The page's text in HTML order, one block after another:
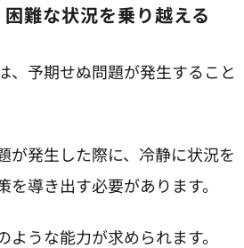
困難な状況を乗り越える
、予期せぬ問題が発生すること
が発生した際に、冷静に状況を
導き出す必要があります。
うな能力が求められます。